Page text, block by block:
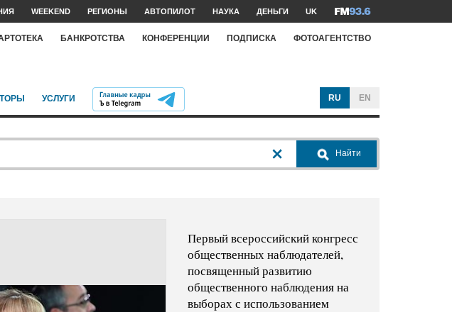
WEEKEND РЕГИОНЫ АВТОПИЛОТ НАУКА ДЕНЬГИ UK
БАНКРОТСТВА КОНФЕРЕНЦИИ ПОДПИСКА ФОТОАГЕНТСТВО
УСЛУГИ RU EN
Найти
Первый всероссийский конгресс
общественных наблюдателей,
посвященный развитию
общественного наблюдения на
выборах с использованием